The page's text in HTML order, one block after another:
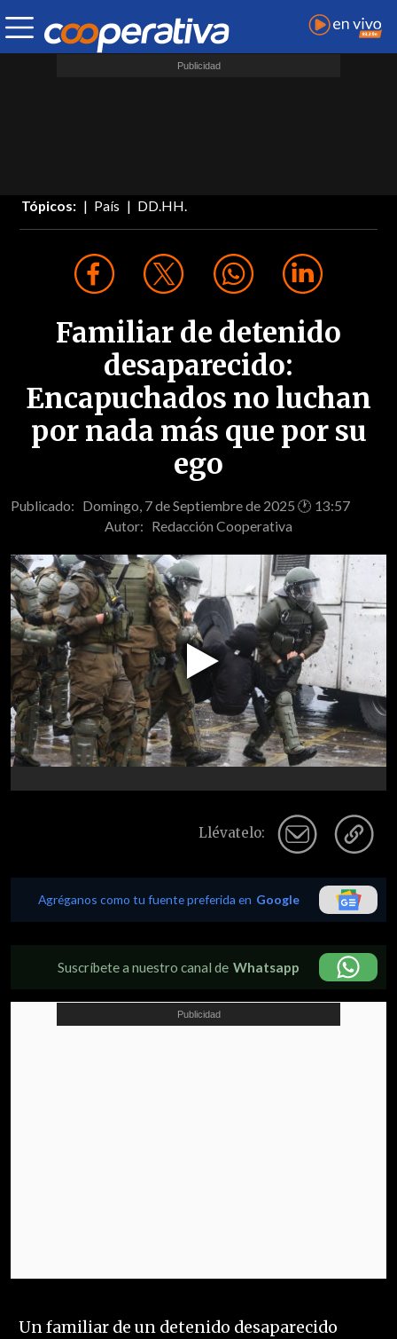
Tópicos: País DD.HH.
Familiar de detenido
desaparecido:
Encapuchados no luchan
por nada más que por su
ego
Publicado: Domingo, 7 de Septiembre de 2025 🕐 13:57
Autor: Redacción Cooperativa
Play
Video
Llévatelo:
Agréganos como tu fuente preferida en Google
Suscríbete a nuestro canal de Whatsapp
Un familiar de un detenido desaparecido